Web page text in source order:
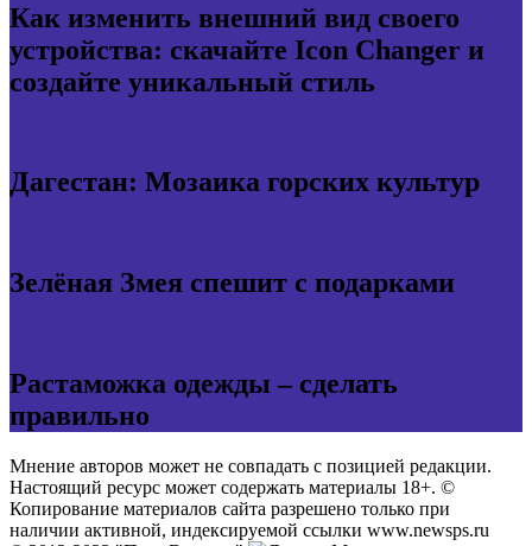
Как изменить внешний вид своего
устройства: скачайте Icon Changer и
создайте уникальный стиль
Дагестан: Мозаика горских культур
Зелёная Змея спешит с подарками
Растаможка одежды – сделать
правильно
Мнение авторов может не совпадать с позицией редакции.
Настоящий ресурс может содержать материалы 18+. ©
Копирование материалов сайта разрешено только при
наличии активной, индексируемой ссылки www.newsps.ru